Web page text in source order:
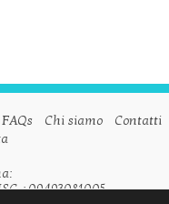
FAQs Chi siamo
Contatti
: 09493081005